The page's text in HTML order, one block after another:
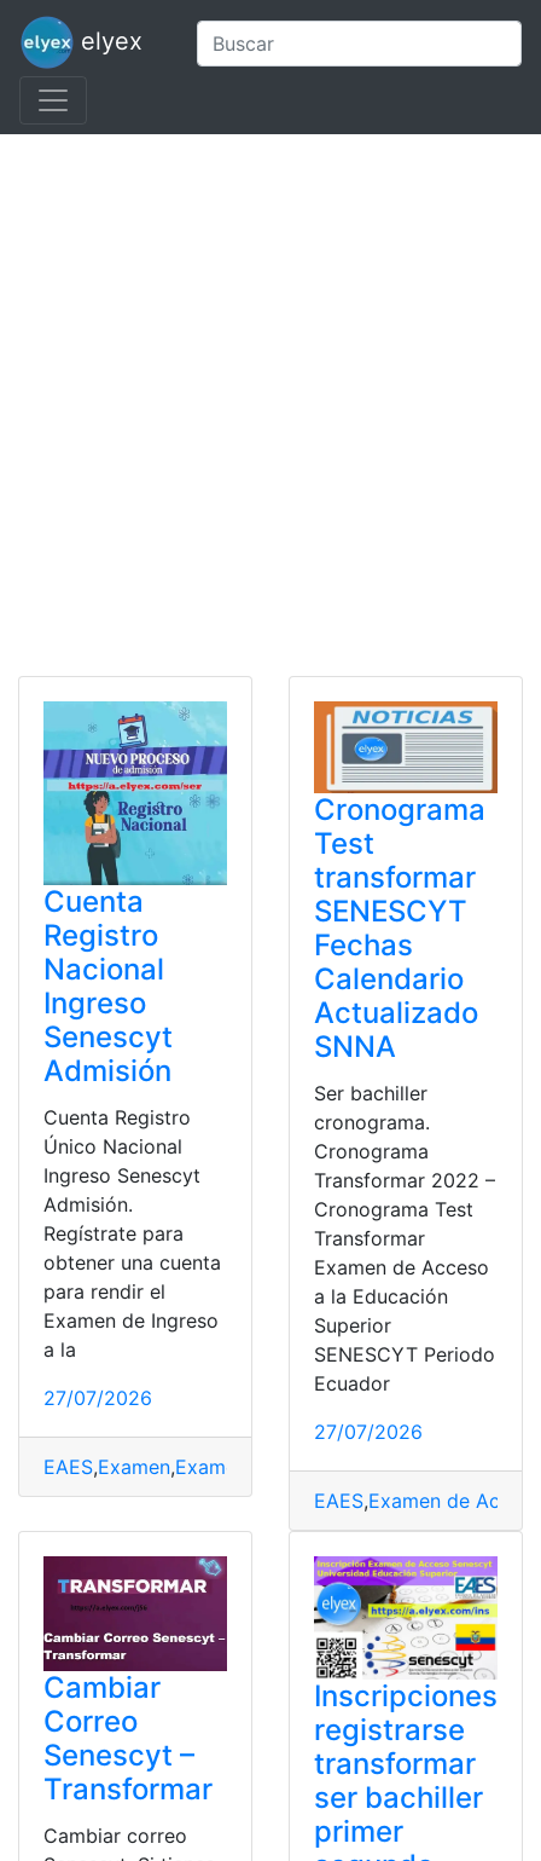
elyex
Cuenta
Registro
Nacional
Ingreso
Senescyt
Admisión
Cuenta Registro
Único Nacional
Ingreso Senescyt
Admisión.
Regístrate para
obtener una cuenta
para rendir el
Examen de Ingreso
a la
27/07/2026
EAES,Examen,Examen de Acceso,Examen de grado,
Cronograma
Test
transformar
SENESCYT
Fechas
Calendario
Actualizado
SNNA
Ser bachiller
cronograma.
Cronograma
Transformar 2022 –
Cronograma Test
Transformar
Examen de Acceso
a la Educación
Superior
SENESCYT Periodo
Ecuador
27/07/2026
EAES,Examen de
Cambiar
Correo
Senescyt –
Transformar
Cambiar correo
Inscripciones
registrarse
transformar
ser bachiller
primer